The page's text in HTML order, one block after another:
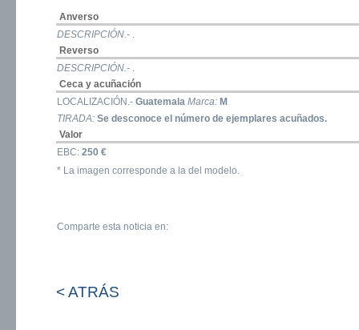
Anverso
DESCRIPCIÓN.- .
Reverso
DESCRIPCIÓN.- .
Ceca y acuñación
LOCALIZACIÓN.- Guatemala Marca: M
TIRADA: Se desconoce el número de ejemplares acuñados.
Valor
EBC: 250 €
* La imagen corresponde a la del modelo.
Comparte esta noticia en:
< ATRÁS